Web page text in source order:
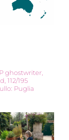
ghostwriter,
112/195
Puglia